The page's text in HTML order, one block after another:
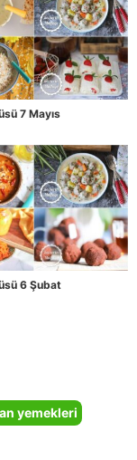
7 Mayıs
6 Şubat
yemekleri